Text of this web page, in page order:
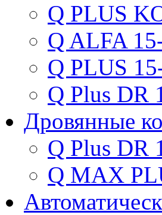
Q PLUS
Q ALFA
Q PLUS
Q Plus DR
Дровянные
Q Plus DR
Q MAX